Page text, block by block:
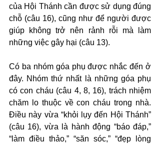
của Hội Thánh cần được sử dụng đúng
chỗ (câu 16), cũng như để người được
giúp không trở nên rảnh rỗi mà làm
những việc gây hại (câu 13).
Có ba nhóm góa phụ được nhắc đến ở
đây. Nhóm thứ nhất là những góa phụ
có con cháu (câu 4, 8, 16), trách nhiệm
chăm lo thuộc về con cháu trong nhà.
Điều này vừa “khỏi lụy đến Hội Thánh”
(câu 16), vừa là hành động “báo đáp,”
“làm điều thảo,” “săn sóc,” “đẹp lòng